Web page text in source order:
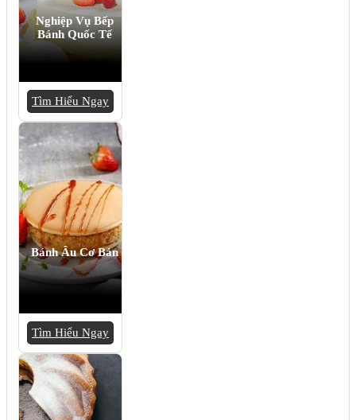
Nghiệp Vụ Bếp
Bánh Quốc Tế
Tìm Hiểu Ngay
Bánh Âu Cơ Bản
Tìm Hiểu Ngay